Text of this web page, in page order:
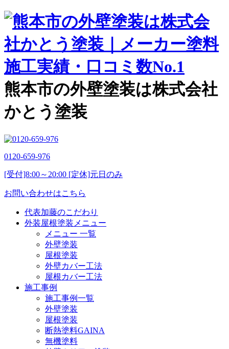
熊本市の外壁塗装は株式会社
かとう塗装
0120-659-976
[受付]8:00～20:00 [定休]元日のみ
お問い合わせはこちら
代表加藤のこだわり
外装屋根塗装メニュー
メニュー 一覧
外壁塗装
屋根塗装
外壁カバー工法
屋根カバー工法
施工事例
施工事例一覧
外壁塗装
屋根塗装
断熱塗料GAINA
無機塗料